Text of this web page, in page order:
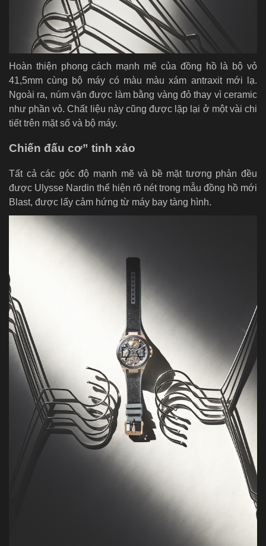
Hoàn thiện phong cách mạnh mẽ của đồng hồ là bộ vỏ
41,5mm cùng bộ máy có màu màu xám antraxit mới lạ.
Ngoài ra, núm vặn được làm bằng vàng đỏ thay vì ceramic
như phần vỏ. Chất liệu này cũng được lặp lại ở một vài chi
tiết trên mặt số và bộ máy.
Chiến đấu cơ” tinh xảo
Tất cả các góc độ mạnh mẽ và bề mặt tương phản đều
được Ulysse Nardin thể hiện rõ nét trong mẫu đồng hồ mới
Blast, được lấy cảm hứng từ máy bay tàng hình.